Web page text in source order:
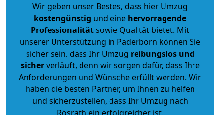
Wir geben unser Bestes, dass hier Umzug
kostengünstig und eine hervorragende
Professionalitätsowie Qualität bietet. Mit
unserer Unterstützung in Paderborn können Sie
sicher sein, dass Ihr Umzug reibungslos und
sicherverläuft, denn wir sorgen dafür, dass Ihre
Anforderungen und Wünsche erfüllt werden. Wir
haben die besten Partner, um Ihnen zu helfen
und sicherzustellen, dass Ihr Umzug nach
Rösrath ein erfolgreicher ist.